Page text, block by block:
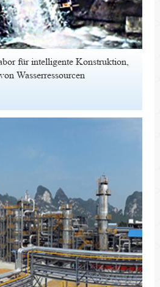
für intelligente Konstruktion,
Wasserressourcen